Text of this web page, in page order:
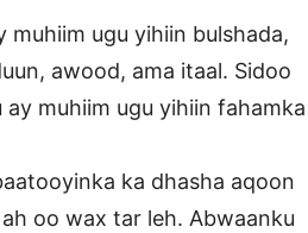
ugu yihiin bulshada,
awood, ama itaal. Sidoo
muhiim ugu yihiin fahamka
ka dhasha aqoon
oo wax tar leh. Abwaanku